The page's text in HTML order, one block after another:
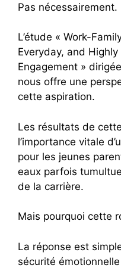
Pas nécessairement.
L’étude « Work-
Everyday, and
Engagement »
nous offre une
cette aspiration.
Les résultats de
l’importance vitale
pour les jeunes
eaux parfois
de la carrière.
Mais pourquoi cette
La réponse est
sécurité